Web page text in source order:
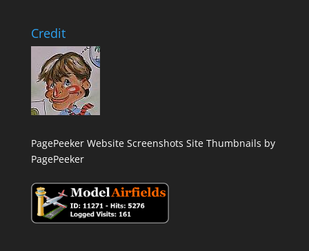
Credit
PagePeeker Website Screenshots Site Thumbnails by
PagePeeker